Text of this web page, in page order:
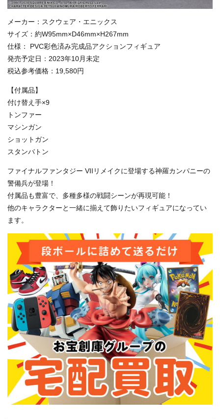
メーカー：スクウェア・エニックス
サイズ：約W95mm×D46mm×H267mm
仕様： PVC彩色済み完成品アクションフィギュア
発売予定日：2023年10月未定
税込参考価格：19,580円
【付属品】
付け替え手×9
トンファー
マシンガン
ショットガン
スタンバトン
ファイナルファンタジー VIIリメイクに登場する神羅カンパニーの
警備兵が登場！
付属品も豊富で、多種多様の戦闘シーンが再現可能！
他のキャラクターと一緒に揃えて飾りたいフィギュアになってい
ます。